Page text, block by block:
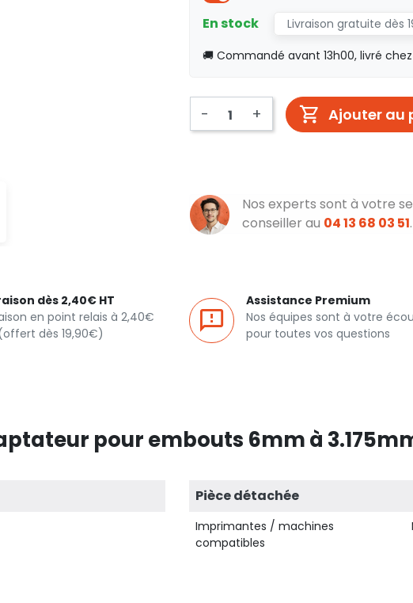
En stock
Livraison gratuite dès
🚚 Commandé avant 13h00, livré
- + Ajouter au
Nos experts sont à votre
conseiller au 04 13 68 03 51.
dès 2,40€ HT
en point relais à 2,40€
dès 19,90€)
Assistance Premium
Nos équipes sont à votre
pour toutes vos questions
pour embouts 6mm à
Pièce détachée
Imprimantes / machines
compatibles